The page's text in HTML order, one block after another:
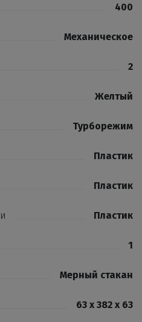
400
Механическое
2
Желтый
Турборежим
Пластик
Пластик
Пластик
1
Мерный стакан
63 х 382 х 63